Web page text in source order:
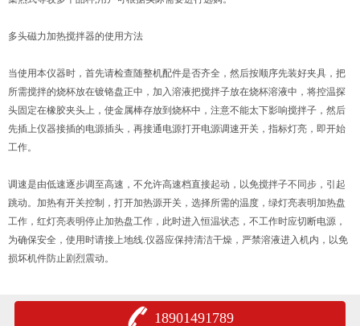
多头磁力加热搅拌器的使用方法
当使用本仪器时，首先请检查随整机配件是否齐全，然后按顺序先装好夹具，把
所需搅拌的烧杯放在镀铬盘正中，加入溶液把搅拌子放在烧杯溶液中，将控温探
头固定在橡胶夹头上，使金属棒存放到烧杯中，注意不能太下影响搅拌子，然后
先插上仪器接插的电源插头，再接通电源打开电源调速开关，指标灯亮，即开始
工作。
调速是由低速逐步调至高速，不允许高速档直接起动，以免搅拌子不同步，引起
跳动。加热有开关控制，打开加热源开关，选择所需的温度，绿灯亮表明加热盘
工作，红灯亮表明停止加热盘工作，此时进入恒温状态，不工作时应切断电源，
为确保安全，使用时请接上地线.仪器应保持清洁干燥，严禁溶液进入机内，以免
损坏机件防止剧烈震动。
18901491789